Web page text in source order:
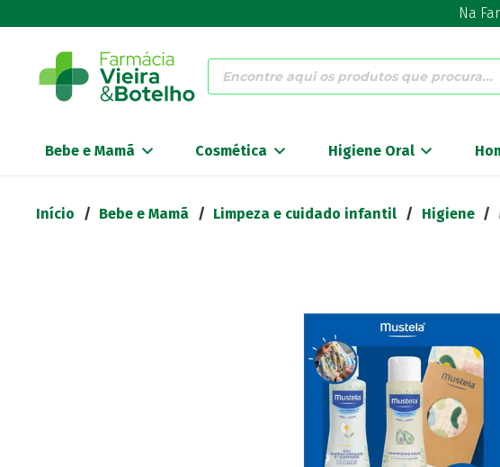
Na
Products
search
Bebe e Mamã Cosmética Higiene Oral
Início / Bebe e Mamã / Limpeza e cuidado infantil / Higiene /